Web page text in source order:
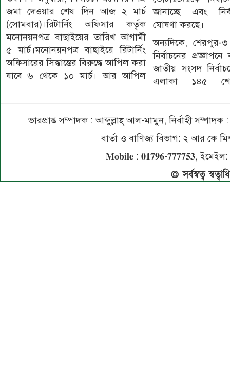
জমা দেওয়ার শেষ দিন আজ ২ মার্চ
(সোমবার)।রিটার্নিং অফিসার কর্তৃক
মনোনয়নপত্র বাছাইয়ের তারিখ আগামী
৫ মার্চ।মনোনয়নপত্র বাছাইয়ে রিটার্নিং
অফিসারের সিদ্ধান্তের বিরুদ্ধে আপিল করা
যাবে ৬ থেকে ১০ মার্চ। আর আপিল
জানাচ্ছে এবং
ঘোষণা করছে।
অন্যদিকে, শেরপুর-
নির্বাচনের
জাতীয় সংসদ
এলাকা ১৪৫
ভারপ্রাপ্ত সম্পাদক : আব্দুল্লাহ্ আল-মামুন, নির্বাহী
বার্তা ও বাণিজ্য বিভাগ: ২ আর কে
𝐌𝐨𝐛𝐢𝐥𝐞 : 𝟎𝟏𝟕𝟗𝟔-𝟕𝟕𝟕𝟕𝟓𝟑,
© সর্বস্বত্ব